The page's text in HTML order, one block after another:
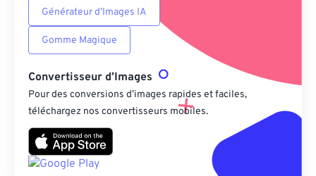
Générateur d’Images IA
Gomme Magique
Convertisseur d’Images
Pour des conversions d’images rapides et faciles,
téléchargez nos convertisseurs mobiles.